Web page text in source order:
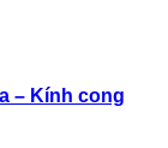
– Kính cong